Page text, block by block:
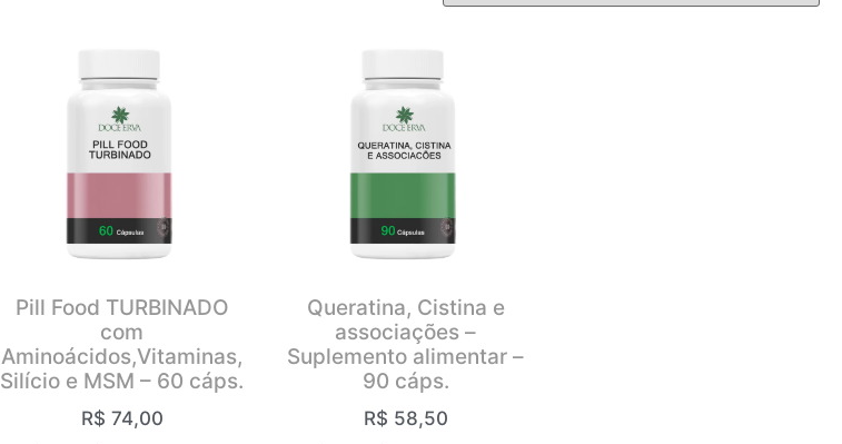
Pill Food TURBINADO
com
Aminoácidos,Vitaminas,
Silício e MSM – 60 cáps.
R$ 74,00
Queratina, Cistina e
associações –
Suplemento alimentar –
90 cáps.
R$ 58,50